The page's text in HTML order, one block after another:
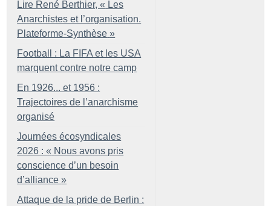
Lire René Berthier, « Les
Anarchistes et l’organisation.
Plateforme-Synthèse »
Football : La FIFA et les USA
marquent contre notre camp
En 1926... et 1956 :
Trajectoires de l’anarchisme
organisé
Journées écosyndicales
2026 : « Nous avons pris
conscience d’un besoin
d’alliance »
Attaque de la pride de Berlin :